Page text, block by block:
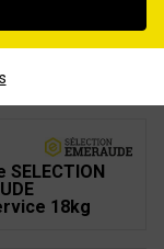
SELECTION
18kg